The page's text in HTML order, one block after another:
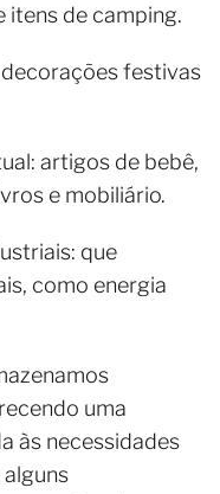
itens de camping.
festivas
artigos de bebê,
e mobiliário.
que
como energia
uma
às necessidades